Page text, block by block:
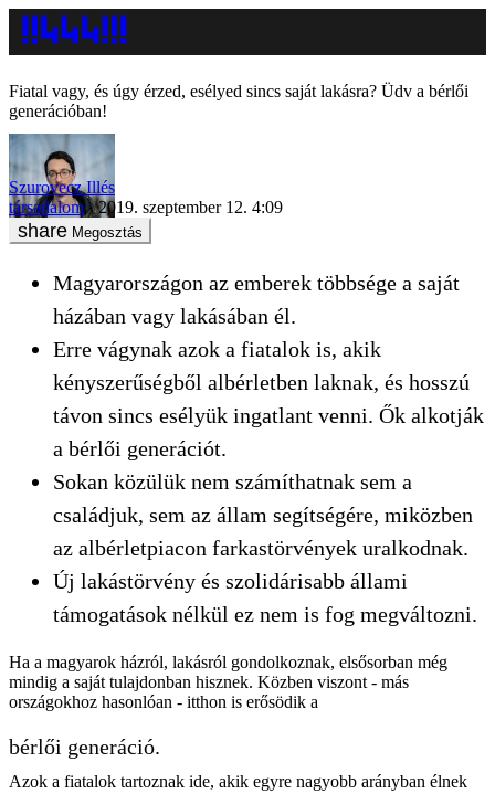
Fiatal vagy, és úgy érzed, esélyed sincs saját lakásra? Üdv a bérlői
generációban!
Szurovecz Illés
társadalom
2019. szeptember 12. 4:09
Megosztás
Magyarországon az emberek többsége a saját
házában vagy lakásában él.
Erre vágynak azok a fiatalok is, akik
kényszerűségből albérletben laknak, és hosszú
távon sincs esélyük ingatlant venni. Ők alkotják
a bérlői generációt.
Sokan közülük nem számíthatnak sem a
családjuk, sem az állam segítségére, miközben
az albérletpiacon farkastörvények uralkodnak.
Új lakástörvény és szolidárisabb állami
támogatások nélkül ez nem is fog megváltozni.
Ha a magyarok házról, lakásról gondolkoznak, elsősorban még
mindig a saját tulajdonban hisznek. Közben viszont - más
országokhoz hasonlóan - itthon is erősödik a
bérlői generáció.
Azok a fiatalok tartoznak ide, akik egyre nagyobb arányban élnek